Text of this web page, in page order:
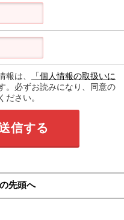
は、
「個人情報の取扱いに
。必ずお読みになり、同意の
ださい。
信する
先頭へ